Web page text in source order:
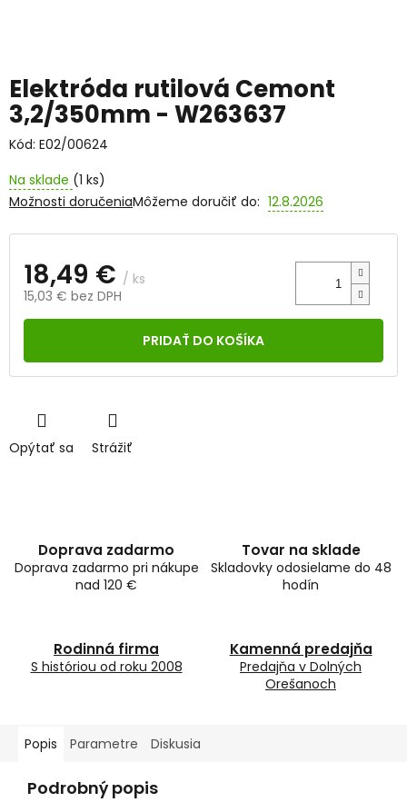
Elektróda rutilová Cemont
3,2/350mm - W263637
Kód: E02/00624
Na sklade (1 ks)
Môžeme doručiť do: 12.8.2026
Možnosti doručenia
18,49 € / ks
15,03 € bez DPH
Jednotková
PRIDAŤ DO KOŠÍKA
Opýtať sa Strážiť
Doprava zadarmo
Doprava zadarmo pri nákupe
nad 120 €
Tovar na sklade
Skladovky odosielame do 48
hodín
Rodinná firma
S históriou od roku 2008
Kamenná predajňa
Predajňa v Dolných
Orešanoch
Popis Parametre Diskusia
Podrobný popis